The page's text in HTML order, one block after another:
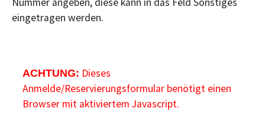
eingetragen werden.
ACHTUNG: Dieses
Anmelde/Reservierungsformular benötigt einen
Browser mit aktiviertem Javascript.